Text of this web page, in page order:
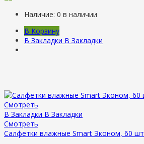
Наличие: 0 в наличии
В Корзину
В Закладки В Закладки
Смотреть
В Закладки В Закладки
Смотреть
Салфетки влажные Smart Эконом, 60 шт